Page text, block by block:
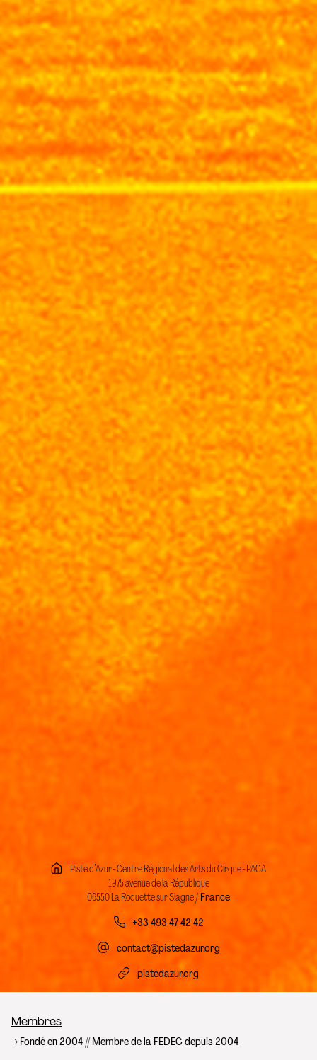
Piste d’Azur - Centre Régional des Arts du Cirque - PACA
1975 avenue de la République
06550 La Roquette sur Siagne /France
+33 493 47 42 42
contact@pistedazur.org
pistedazur.org
Fil d’Ariane
Membres
Fondé en 2004 // Membre de la FEDEC depuis 2004